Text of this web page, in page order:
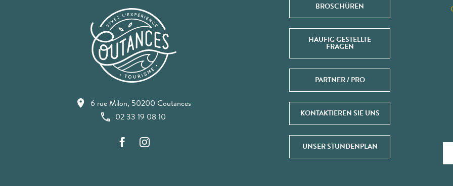
6 rue Milon, 50200 Coutances
02 33 19 08 10
BROSCHÜREN
HÄUFIG GESTELLTE
FRAGEN
PARTNER / PRO
KONTAKTIEREN SIE UNS
UNSER STUNDENPLAN